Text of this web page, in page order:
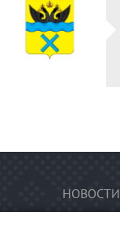
НОВОСТИ